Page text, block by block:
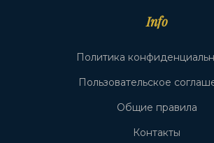
Info
Политика
Пользовательское
Общие правила
Контакты